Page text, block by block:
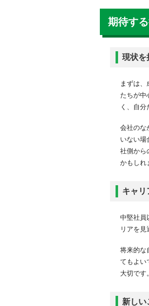
期待す
現状を
まずは
たちが中
く、自
会社のな
いない場
社側から
かもしれ
キャリ
中堅社員
リアを
将来的な
てもよい
大切です。
新しい